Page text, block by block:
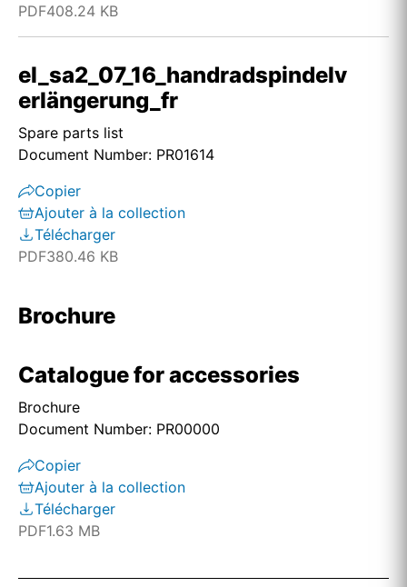
PDF408.24 KB
el_sa2_07_16_handradspindelv
erlängerung_fr
Spare parts list
Document Number: PR01614
Copier
Ajouter à la collection
Télécharger
PDF380.46 KB
Brochure
Catalogue for accessories
Brochure
Document Number: PR00000
Copier
Ajouter à la collection
Télécharger
PDF1.63 MB